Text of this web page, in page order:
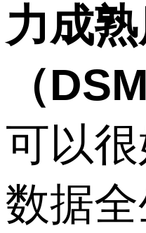
力成
（
可以
数据